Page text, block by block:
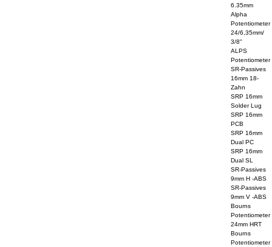
6.35mm
Alpha
Potentiometer
24/6,35mm/
3/8"
ALPS
Potentiometer
SR-Passives
16mm 18-
Zahn
SRP 16mm
Solder Lug
SRP 16mm
PCB
SRP 16mm
Dual PC
SRP 16mm
Dual SL
SR-Passives
9mm H -ABS
SR-Passives
9mm V -ABS
Bourns
Potentiometer
24mm HRT
Bourns
Potentiometer